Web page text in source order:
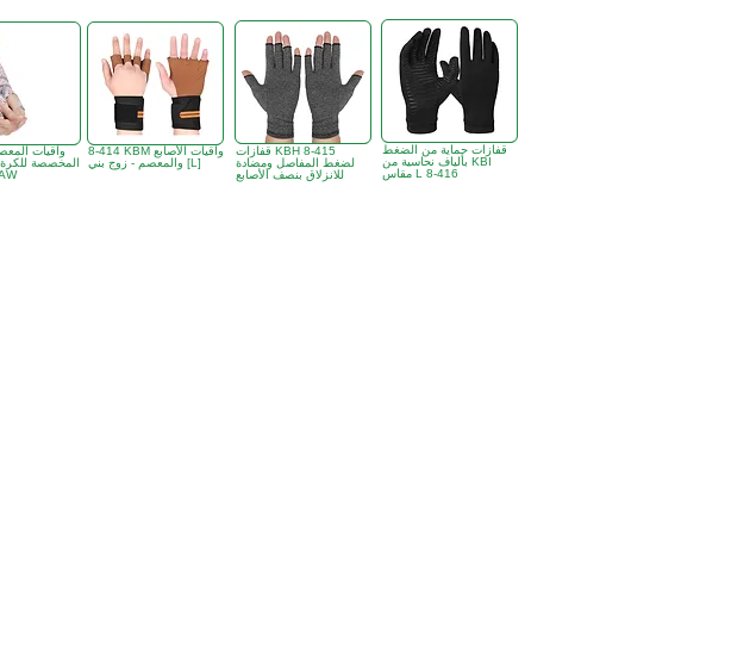
واقيات
8-414 KBM واقيات الأصابع
والمعصم - زوج بني [L]
قفازات KBH 8-415
لضغط المفاصل ومضادة
للانزلاق بنصف الأصابع
قفازات حماية من الضغط
بألياف نحاسية من KBI
مقاس L 8-416